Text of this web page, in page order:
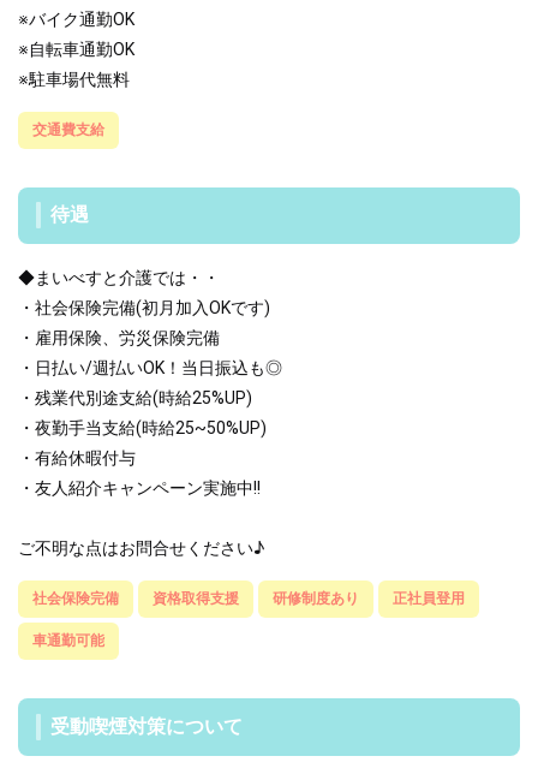
※バイク通勤OK
※自転車通勤OK
※駐車場代無料
交通費支給
待遇
◆まいべすと介護では・・
・社会保険完備(初月加入OKです)
・雇用保険、労災保険完備
・日払い/週払いOK！当日振込も◎
・残業代別途支給(時給25%UP)
・夜勤手当支給(時給25~50%UP)
・有給休暇付与
・友人紹介キャンペーン実施中!!
ご不明な点はお問合せください♪
社会保険完備 資格取得支援 研修制度あり 正社員登用
車通勤可能
受動喫煙対策について